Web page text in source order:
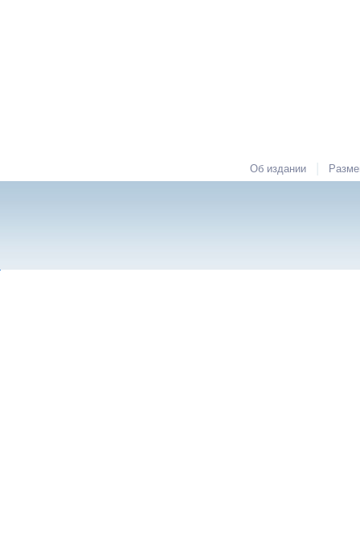
Об издании |